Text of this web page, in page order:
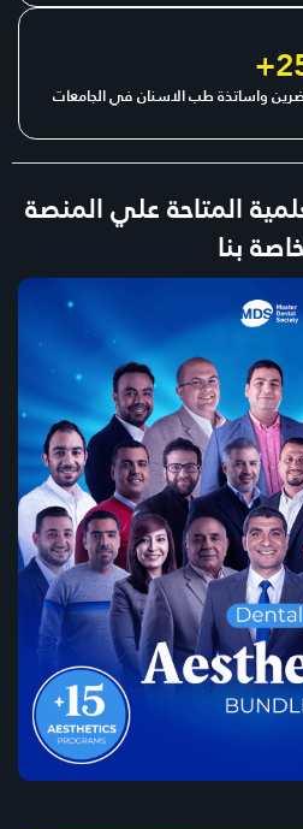
واساتذة طب الاسنان في الجامعات
المتاحة علي المنصة
بنا